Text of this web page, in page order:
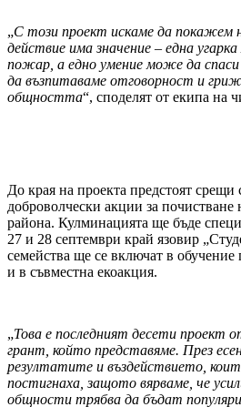
„С този проект искаме да покажем
действие има значение – една
пожар, а едно умение може да
да възпитаваме отговорност и
общността“, споделят от екипа на
До края на проекта предстоят
доброволчески акции за почистване
района. Кулминацията ще бъде
27 и 28 септември край язовир
семейства ще се включат в обучение
и в съвместна екоакция.
„Това е последният десети проект
грант, който представяме. През
резултатите и въздействието,
постигнаха, защото вярваме, че
общности трябва да бъдат